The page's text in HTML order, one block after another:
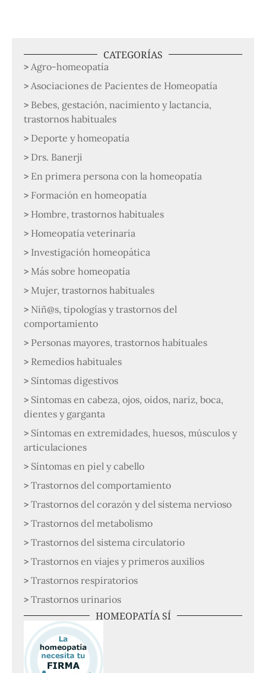
CATEGORÍAS
Agro-homeopatía
Asociaciones de Pacientes de Homeopatía
Bebes, gestación, nacimiento y lactancia,
trastornos habituales
Deporte y homeopatía
Drs. Banerji
En primera persona con la homeopatía
Formación en homeopatía
Hombre, trastornos habituales
Homeopatía veterinaria
Investigación homeopática
Más sobre homeopatía
Mujer, trastornos habituales
Niñ@s, tipologías y trastornos del
comportamiento
Personas mayores, trastornos habituales
Remedios habituales
Síntomas digestivos
Síntomas en cabeza, ojos, oidos, nariz, boca,
dientes y garganta
Síntomas en extremidades, huesos, músculos y
articulaciones
Síntomas en piel y cabello
Trastornos del comportamiento
Trastornos del corazón y del sistema nervioso
Trastornos del metabolismo
Trastornos del sistema circulatorio
Trastornos en viajes y primeros auxilios
Trastornos respiratorios
Trastornos urinarios
HOMEOPATÍA SÍ